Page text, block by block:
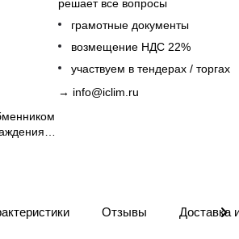
решает все вопросы
грамотные документы
возмещение НДС 22%
участвуем в тендерах / торгах
→ info@iclim.ru
Отзывы Доставка